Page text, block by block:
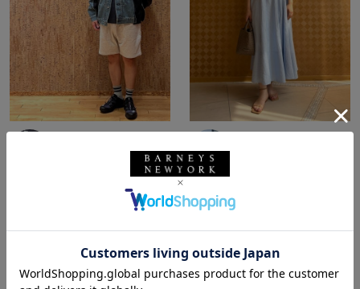
バーニーズ ニューヨー